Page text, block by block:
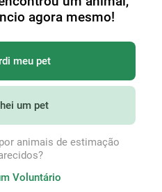
agora mesmo!
meu pet
um pet
animais de estimação
Voluntário